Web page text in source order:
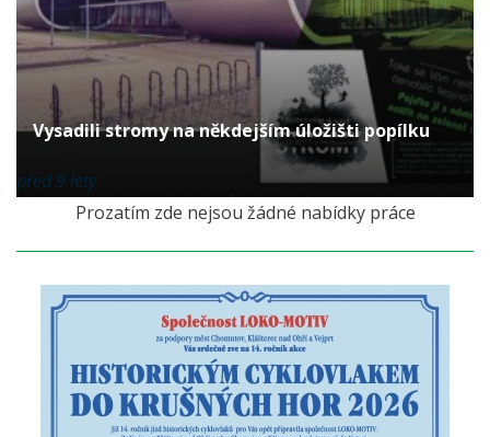
Vysadili stromy na někdejším úložišti popílku
před 9 lety
Prozatím zde nejsou žádné nabídky práce